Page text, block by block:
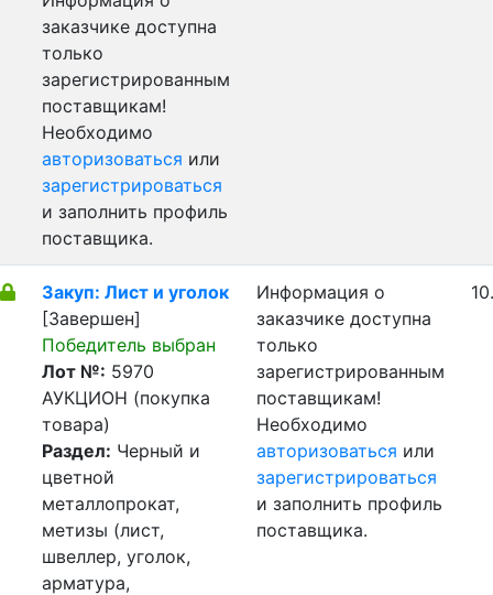
заказчике доступна
только
зарегистрированным
поставщикам!
Необходимо
авторизоваться или
зарегистрироваться
и заполнить профиль
поставщика.
Закуп: Лист и уголок
[Завершен]
Победитель выбран
Лот №: 5970
АУКЦИОН (покупка
товара)
Раздел: Черный и
цветной
металлопрокат,
метизы (лист,
швеллер, уголок,
арматура,
Информация о
заказчике доступна
только
зарегистрированным
поставщикам!
Необходимо
авторизоваться или
зарегистрироваться
и заполнить профиль
поставщика.